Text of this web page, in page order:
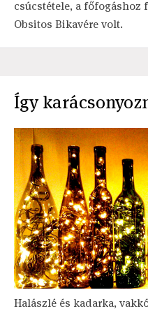
csúcstétele, a főfogáshoz
Obsitos Bikavére volt.
Így
Halászlé és kadarka,